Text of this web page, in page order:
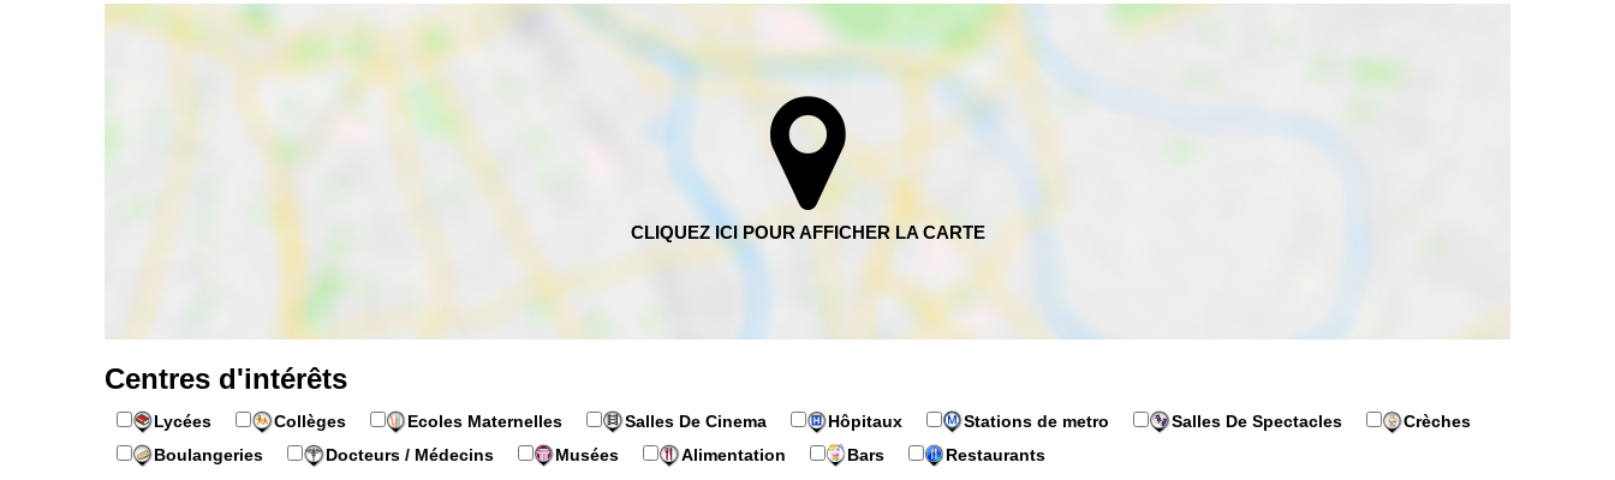
Centres d'intérêts
Lycées Collèges Ecoles Maternelles Salles De Cinema Hôpitaux Stations de metro Salles De Spectacles
Crèches
Boulangeries
Docteurs / Médecins Musées Alimentation Bars Restaurants